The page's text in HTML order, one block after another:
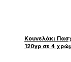
Κουνελάκι
120γρ σε 4